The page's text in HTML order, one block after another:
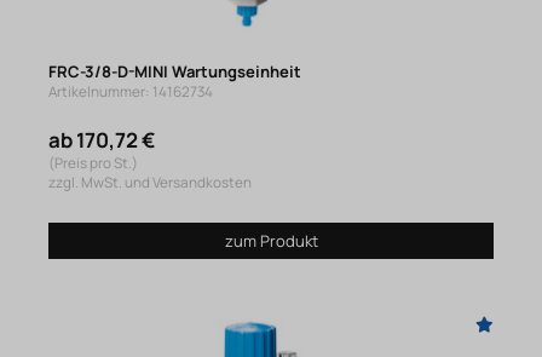
FRC-3/8-D-MINI Wartungseinheit
Artikelnummer: 14162734
ab 170,72 €
(Preis pro St.)
zzgl. MwSt. und Versandkosten
zum Produkt